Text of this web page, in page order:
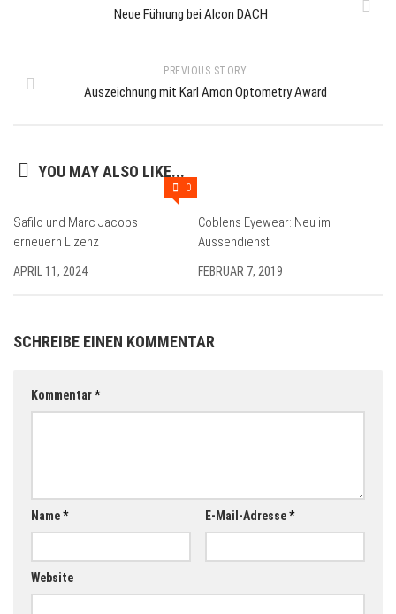
Neue Führung bei Alcon DACH
PREVIOUS STORY
Auszeichnung mit Karl Amon Optometry Award
YOU MAY ALSO LIKE...
0
Safilo und Marc Jacobs
erneuern Lizenz
APRIL 11, 2024
Coblens Eyewear: Neu im
Aussendienst
FEBRUAR 7, 2019
SCHREIBE EINEN KOMMENTAR
Kommentar*
Name* E-Mail-Adresse*
Website